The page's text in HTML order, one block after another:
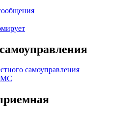
самоуправления
МС